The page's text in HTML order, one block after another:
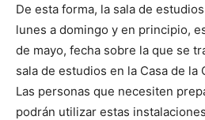
De esta forma, la sala de
lunes a domingo y en principio,
de mayo, fecha sobre la que se
sala de estudios en la Casa de la
Las personas que necesiten
podrán utilizar estas